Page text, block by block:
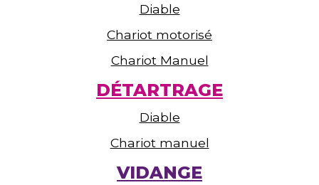
Diable
Chariot motorisé
Chariot Manuel
DÉTARTRAGE
Diable
Chariot manuel
VIDANGE